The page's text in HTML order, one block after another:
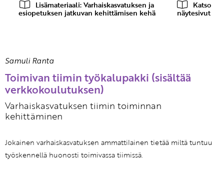
Lisämateriaali: Varhaiskasvatuksen ja
esiopetuksen jatkuvan kehittämisen kehä
Katso
näytesivut
Samuli Ranta
Toimivan tiimin työkalupakki (sisältää
verkkokoulutuksen)
Varhaiskasvatuksen tiimin toiminnan
kehittäminen
Jokainen varhaiskasvatuksen ammattilainen tietää miltä tuntuu
työskennellä huonosti toimivassa tiimissä.